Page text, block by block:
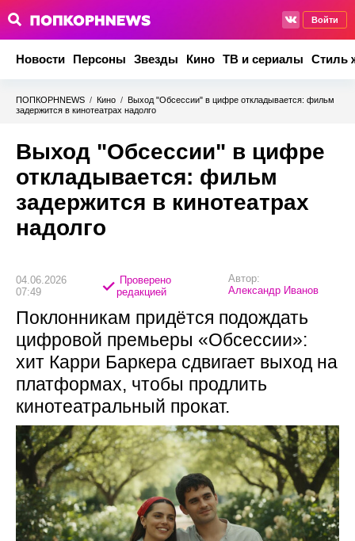
Войти
Новости Персоны Звезды Кино ТВ и сериалы Стиль
ПОПКОРНNEWS / Кино / Выход "Обсессии" в цифре откладывается: фильм
задержится в кинотеатрах надолго
Выход "Обсессии" в цифре
откладывается: фильм
задержится в кинотеатрах
надолго
04.06.2026
07:49
Проверено
редакцией
Автор:
Александр Иванов
Поклонникам придётся подождать
цифровой премьеры «Обсессии»:
хит Карри Баркера сдвигает выход на
платформах, чтобы продлить
кинотеатральный прокат.